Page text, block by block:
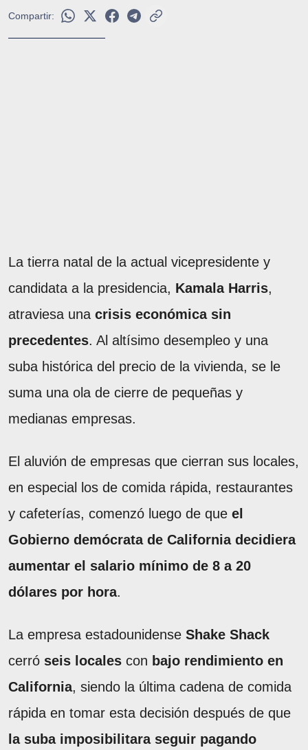
Compartir:
La tierra natal de la actual vicepresidente y
candidata a la presidencia, Kamala Harris,
atraviesa una crisis económica sin
precedentes. Al altísimo desempleo y una
suba histórica del precio de la vivienda, se le
suma una ola de cierre de pequeñas y
medianas empresas.
El aluvión de empresas que cierran sus locales,
en especial los de comida rápida, restaurantes
y cafeterías, comenzó luego de que el
Gobierno demócrata de California decidiera
aumentar el salario mínimo de 8 a 20
dólares por hora.
La empresa estadounidense Shake Shack
cerró seis locales con bajo rendimiento en
California, siendo la última cadena de comida
rápida en tomar esta decisión después de que
la suba imposibilitara seguir pagando